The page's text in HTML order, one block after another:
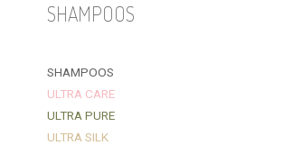
SHAMPOOS
SHAMPOOS
ULTRA CARE
ULTRA PURE
ULTRA SILK